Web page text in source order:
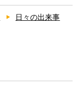
日々の出来事